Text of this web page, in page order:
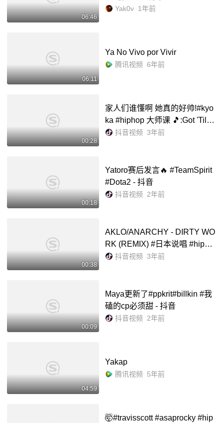
06:46
tarov_哔哩哔哩_bilibili
Yak0v 1年前
06:11
Ya No Vivo por Vivir
腾讯视频 6年前
00:28
家人们谁懂啊 她真的好帅!#kyo
ka #hiphop 大师课 🎵:Got 'Til I
t's Gone#舞蹈课堂随拍 #g社大
抖音视频 3年前
00:18
Yatoro赛后发言🔥 #TeamSpirit
#Dota2 - 抖音
抖音视频 2年前
00:38
AKLO/ANARCHY - DIRTY WO
RK (REMIX) #日本说唱 #hipho
p #音乐分享 #rapper - 抖音
抖音视频 3年前
00:09
Maya更新了#ppkrit#billkin #我
磕的cp必须甜 - 抖音
抖音视频 2年前
04:59
Yakap
腾讯视频 5年前
🤯#travisscott #asaprocky #hip